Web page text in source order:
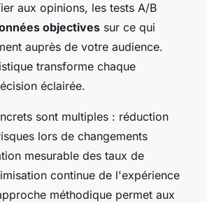
aux opinions, les tests A/B
objectives sur ce qui
auprès de votre audience.
transforme chaque
éclairée.
sont multiples : réduction
lors de changements
mesurable des taux de
continue de l'expérience
méthodique permet aux